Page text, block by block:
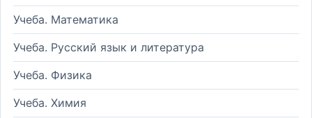
Учеба. Математика
Учеба. Русский язык и литература
Учеба. Физика
Учеба. Химия